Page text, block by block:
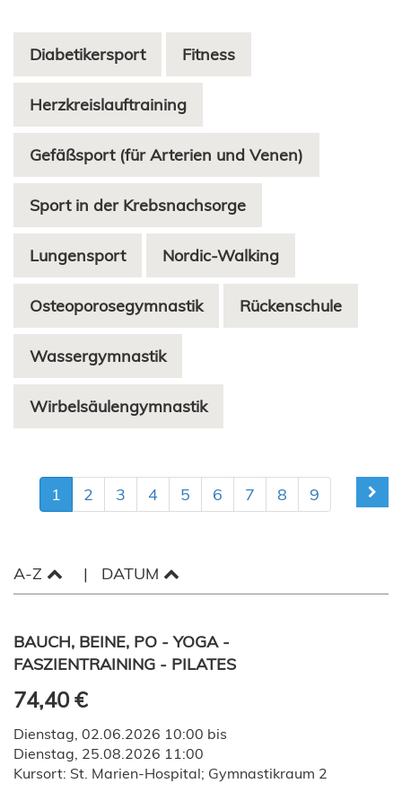
Diabetikersport Fitness
Herzkreislauftraining
Gefäßsport (für Arterien und Venen)
Sport in der Krebsnachsorge
Lungensport Nordic-Walking
Osteoporosegymnastik Rückenschule
Wassergymnastik
Wirbelsäulengymnastik
1 2 3 4 5 6 7 8 9
A-Z DATUM
BAUCH, BEINE, PO - YOGA -
FASZIENTRAINING - PILATES
74,40 €
Dienstag, 02.06.2026 10:00 bis
Dienstag, 25.08.2026 11:00
Kursort: St. Marien-Hospital; Gymnastikraum 2